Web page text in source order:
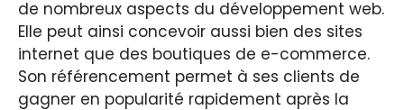
de nombreux aspects du développement web.
Elle peut ainsi concevoir aussi bien des sites
internet que des boutiques de e-commerce.
Son référencement permet à ses clients de
gagner en popularité rapidement après la